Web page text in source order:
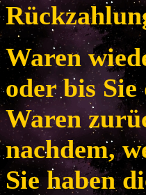
Waren
oder bis
Waren
nachdem,
Sie haben